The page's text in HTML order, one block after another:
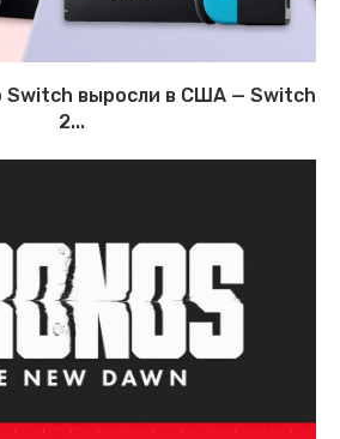
Switch выросли в США — Switch
2...